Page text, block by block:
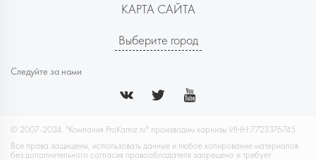
КАРТА САЙТА
Выберите город
Следуйте за нами
© 2007-2024. "Компания ProKarniz.ru" производим карнизы ИНН:7723376745
Все права защищены, использовать данные и любое копирование материалов
без дополнительного согласия правообладателя запрещено и требует